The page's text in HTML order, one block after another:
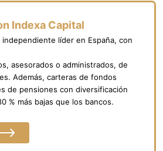
Indexa Capital
líder en España, con
asesorados o administrados, de
Además, carteras de fondos
de pensiones con diversificación
% más bajas que los bancos.